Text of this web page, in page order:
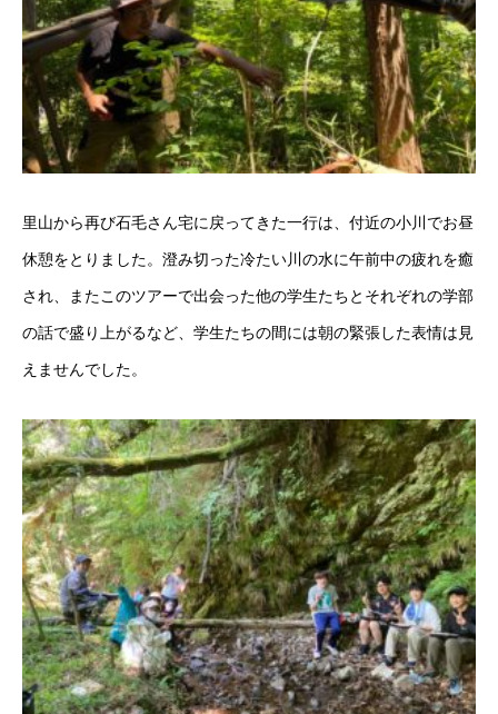
里山から再び石毛さん宅に戻ってきた一行は、付近の小川でお昼
休憩をとりました。澄み切った冷たい川の水に午前中の疲れを癒
され、またこのツアーで出会った他の学生たちとそれぞれの学部
の話で盛り上がるなど、学生たちの間には朝の緊張した表情は見
えませんでした。